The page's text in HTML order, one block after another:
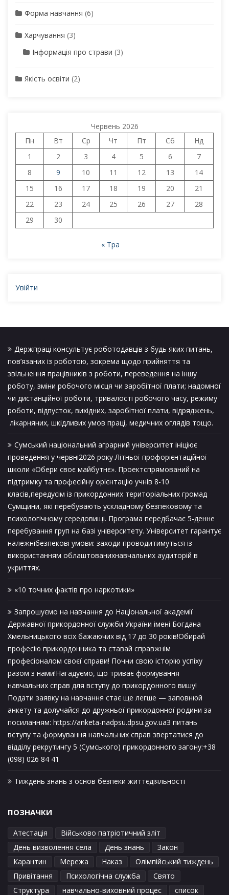
Форма навчання (6)
Харчування (3)
Інформація про страви (3)
Якість освіти (2)
Червень 2026
Пн
Вт Ср Чт Пт Сб
Нд
1
2 3 4 5 6
7
8
9 10 11 12 13
14
15
16 17 18 19 20
21
22
23 24 25 26 27
28
29
30
« Тра
Увійти
Держпраці консультує роботодавців з будь яких питань,
пов’язаних із роботою, зокрема щодо прийняття та
звільнення працівників з роботи, переведення на іншу
роботу, зміни робочого місця чи заробітної плати; надомної
чи дистанційної роботи, тривалості робочого часу, режиму
роботи, відпусток, вихідних, заробітної плати, відряджень,
лікарняних, шкідливих умов праці, медичних оглядів тощо.
Сумський національний аграрний університет ініціює
проведення у червні2026 року Літньої профорієнтаційної
школи «Обери своє майбутнє». Проектспрямований на
підтримку та професійну орієнтацію учнів 8-10
класів,передусім із прикордонних територіальних громад
Сумщини, які перебувають ускладному безпековому та
психологічному середовищі. Програма передбачає 5-денне
перебування груп на базі університету. Університет гарантує
належнібезпекові умови: заходи проводитимуться із
використанням облаштованихнавчальних аудиторій в
укриттях.
«10 точних фактів про наркотики»
Запрошуємо на навчання до Національної академії
Державної прикордонної служби України імені Богдана
Хмельницького всіх бажаючих від 17 до 30 років!Обирай
професію прикордонника та ставай справжнім
професіоналом своєї справи! Почни свою історію успіху
разом з нами!Нагадуємо, що триває формування
навчальних справ для вступу до прикордонного вишу!
Подати заявку на навчання стає ще легше — заповнюй
анкету та долучайся до дружньої прикордонної родини за
посиланням: https://anketa-nadpsu.dpsu.gov.uaЗ питань
вступу та формування навчальних справ звертатися до
відділу рекрутингу 5 (Сумського) прикордонного загону:+38
(098) 026 84 41
Тиждень знань з основ безпеки життєдіяльності
ПОЗНАЧКИ
Атестація
Військово патріотичний зліт
День визволення села
День знань
Закон
Карантин
Мережа Наказ
Олімпійський тиждень
Привітання
Психологічна служба
Свято
Структура
навчально-виховний процес список